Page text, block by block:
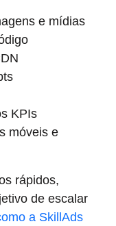
e mídias
KPIs
móveis e
rápidos,
de escalar
a SkillAds